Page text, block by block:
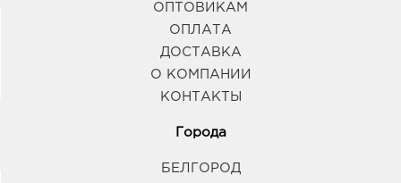
ОПТОВИКАМ
ОПЛАТА
ДОСТАВКА
О КОМПАНИИ
КОНТАКТЫ
Города
БЕЛГОРОД